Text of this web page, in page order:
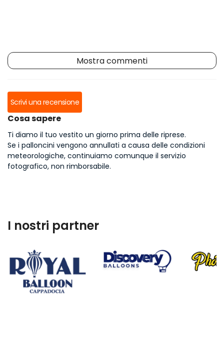
Mostra commenti
Scrivi una recensione
Cosa sapere
Ti diamo il tuo vestito un giorno prima delle riprese.
Se i palloncini vengono annullati a causa delle condizioni
meteorologiche, continuiamo comunque il servizio
fotografico, non rimborsabile.
I nostri partner